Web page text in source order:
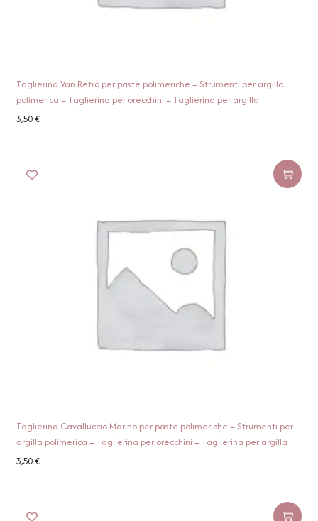
Taglierina Van Retrò per paste polimeriche – Strumenti per argilla
polimerica – Taglierina per orecchini – Taglierina per argilla
3,50€
Taglierina Cavalluccio Marino per paste polimeriche – Strumenti per
argilla polimerica – Taglierina per orecchini – Taglierina per argilla
3,50€